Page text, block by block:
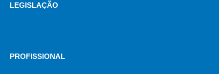
LEGISLAÇÃO
PROFISSIONAL